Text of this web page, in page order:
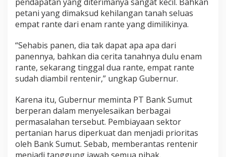
i
H
a
a
p
k
a
n
e
t
n
S
u
pendapatan yang diterimanya sangat kecil. Bahkan
petani yang dimaksud kehilangan tanah seluas
empat rante dari enam rante yang dimilikinya.
“Sehabis panen, dia tak dapat apa apa dari
panennya, bahkan dia cerita tanahnya dulu enam
rante, sekarang tinggal dua rante, empat rante
sudah diambil rentenir,” ungkap Gubernur.
Karena itu, Gubernur meminta PT Bank Sumut
berperan dalam menyelesaikan berbagai
permasalahan tersebut. Pembiayaan sektor
pertanian harus diperkuat dan menjadi prioritas
oleh Bank Sumut. Sebab, memberantas rentenir